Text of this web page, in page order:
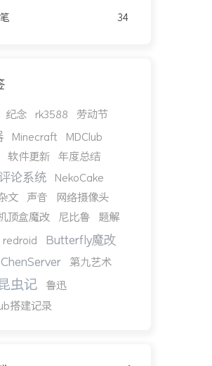
34
纪念 rk3588 劳动节
Minecraft
MDClub
软件更新 年度总结
论系统
NekoCake
文 声音
网络摄像头
顶盒魔改 尼比鲁 题解
redroid Butterfly魔改
ChenServer 第九艺术
昆虫记
鲁迅
搭建记录